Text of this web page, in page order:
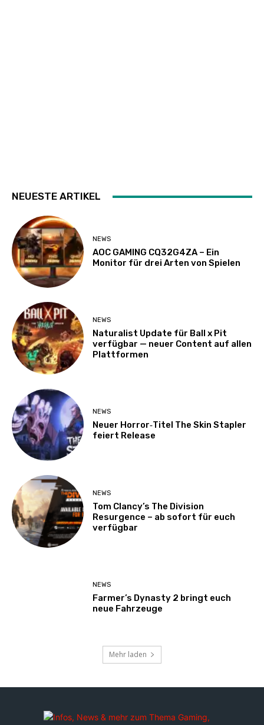
NEUESTE ARTIKEL
NEWS
AOC GAMING CQ32G4ZA – Ein
Monitor für drei Arten von Spielen
NEWS
Naturalist Update für Ball x Pit
verfügbar — neuer Content auf allen
Plattformen
NEWS
Neuer Horror‑Titel The Skin Stapler
feiert Release
NEWS
Tom Clancy’s The Division
Resurgence – ab sofort für euch
verfügbar
NEWS
Farmer’s Dynasty 2 bringt euch
neue Fahrzeuge
Mehr laden